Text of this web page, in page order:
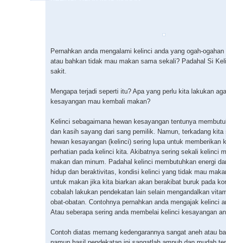
Pernahkan anda mengalami kelinci anda yang ogah-
atau bahkan tidak mau makan sama sekali? Padahal Si
sakit.
Mengapa terjadi seperti itu? Apa yang perlu kita lakukan
kesayangan mau kembali makan?
Kelinci sebagaimana hewan kesayangan tentunya
dan kasih sayang dari sang pemilik. Namun, terkadang kita
hewan kesayangan (kelinci) sering lupa untuk memberikan
perhatian pada kelinci kita. Akibatnya sering sekali kelinci
makan dan minum. Padahal kelinci membutuhkan energi
hidup dan beraktivitas, kondisi kelinci yang tidak mau
untuk makan jika kita biarkan akan berakibat buruk pada
cobalah lakukan pendekatan lain selain mengandalkan
obat-obatan. Contohnya pernahkan anda mengajak kelinci
Atau seberapa sering anda membelai kelinci kesayangan
Contoh diatas memang kedengarannya sangat aneh atau